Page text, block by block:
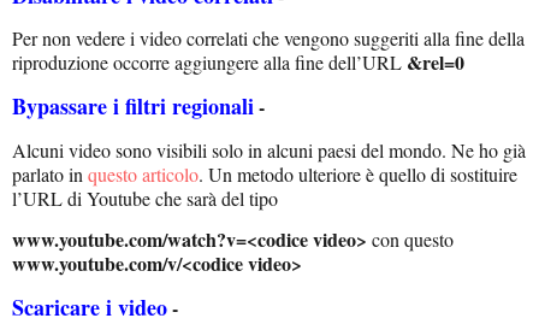
Per non vedere i video correlati che vengono suggeriti alla fine della
riproduzione occorre aggiungere alla fine dell’URL &rel=0
Bypassare i filtri regionali-
Alcuni video sono visibili solo in alcuni paesi del mondo. Ne ho già
parlato in questo articolo. Un metodo ulteriore è quello di sostituire
l’URL di Youtube che sarà del tipo
www.youtube.com/watch?v=<codicevideo> con questo
www.youtube.com/v/<codicevideo>
Scaricare i video-